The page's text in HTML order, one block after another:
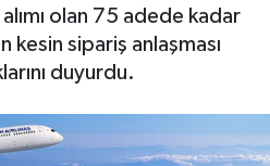
olan 75 adede kadar
kesin sipariş anlaşması
duyurdu.